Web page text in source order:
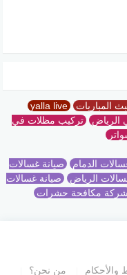
المباريات yalla live
الرياض تركيب مظلات في
الدمام صيانة غسالات
الرياض صيانة غسالات
مكافحة حشرات
والأحكام من نحن؟